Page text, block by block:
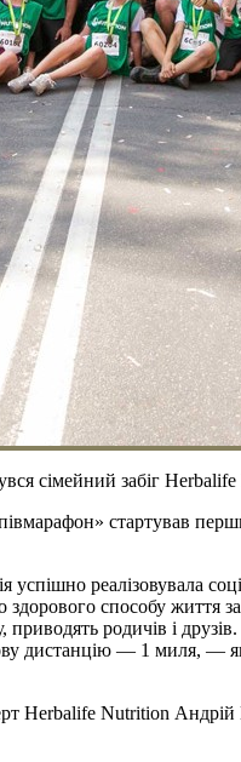
сімейний забіг
стартував
реалізовувала
способу життя
родичів і
дистанцію — 1 миля, —
Herbalife Nutrition